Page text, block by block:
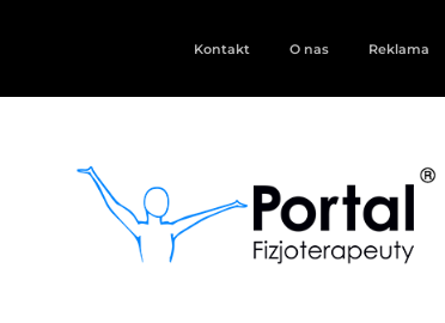
Kontakt O nas Reklama